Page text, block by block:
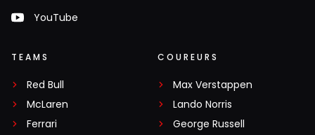
YouTube
TEAMS
Red Bull
McLaren
Ferrari
COUREURS
Max Verstappen
Lando Norris
George Russell